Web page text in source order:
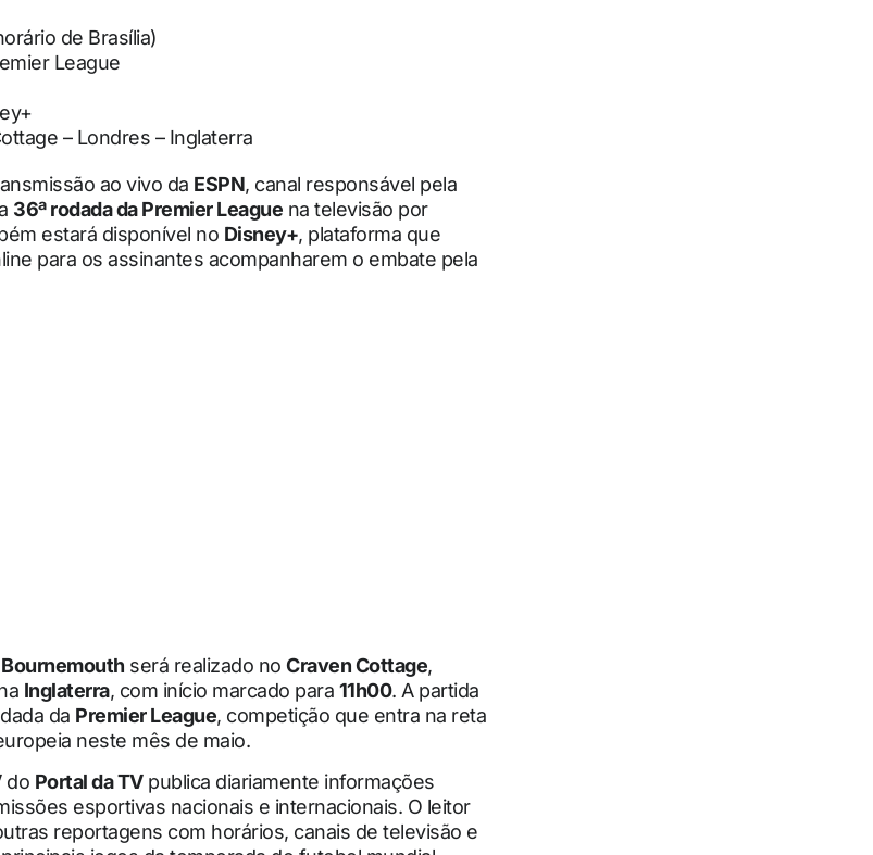
de Brasília)
League
– Londres – Inglaterra
ao vivo da ESPN, canal responsável pela
36ª rodada da Premier League na televisão por
estará disponível no Disney+, plataforma que
para os assinantes acompanharem o embate pela
Bournemouth será realizado no Craven Cottage,
Inglaterra, com início marcado para 11h00. A partida
da Premier League, competição que entra na reta
neste mês de maio.
do Portal da TVpublica diariamente informações
esportivas nacionais e internacionais. O leitor
reportagens com horários, canais de televisão e